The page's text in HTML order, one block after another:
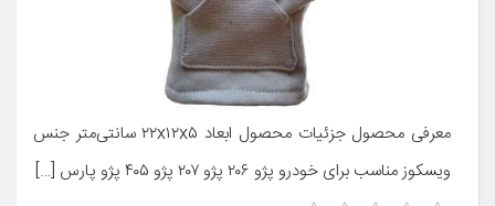
معرفی محصول جزئیات محصول ابعاد ۲۲x۱۲x۵ سانتی‌متر جنس
ویسکوز مناسب برای خودرو پژو ۲۰۶ پژو ۲۰۷ پژو ۴۰۵ پژو پارس […]